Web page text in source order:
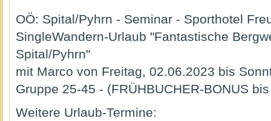
OÖ: Spital/Pyhrn - Seminar - Sporthotel
SingleWandern-Urlaub "Fantastische
Spital/Pyhrn"
mit Marco von Freitag, 02.06.2023 bis
Gruppe 25-45 - (FRÜHBUCHER-BONUS
Weitere Urlaub-Termine: